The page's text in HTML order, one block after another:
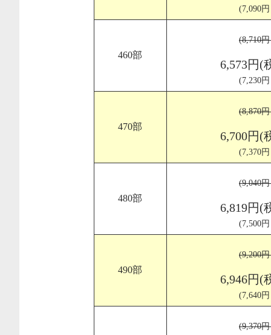
(7,090
460部
(8,710
6,573円(
(7,230
470部
(8,870
6,700円(
(7,370
480部
(9,040
6,819円(
(7,500
490部
(9,200
6,946円(
(7,640
(9,370